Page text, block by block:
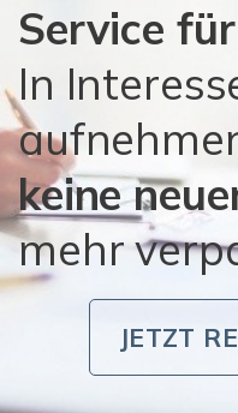
Service
In
keine
mehr
JETZT